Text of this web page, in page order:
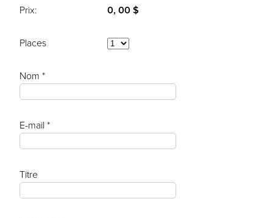
Prix: 0, 00 $
Places
Nom *
E-mail *
Titre